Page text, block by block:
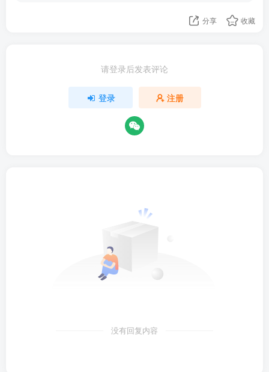
分享 收藏
请登录后发表评论
登录 注册
没有回复内容